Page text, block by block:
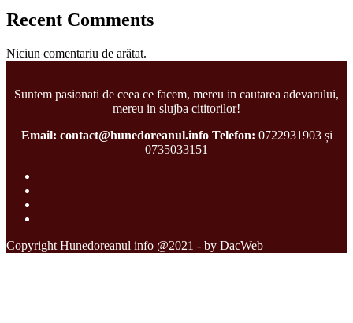
Recent Comments
Niciun comentariu de arătat.
Suntem pasionati de ceea ce facem, mereu in cautarea adevarului,
mereu in slujba cititorilor!
Email: contact@hunedoreanul.info Telefon: 0722931903 și
0735033151
Copyright Hunedoreanul info @2021 - by DacWeb